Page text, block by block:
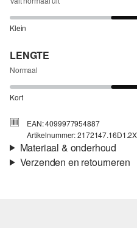
Klein
LENGTE
Normaal
Kort
EAN: 4099977954887
Artikelnummer:
Materiaal & onderhoud
Verzenden en retourneren